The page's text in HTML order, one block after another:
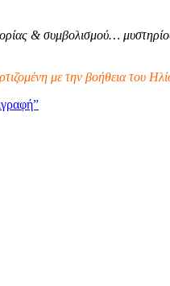
& συμβολισμού…
με την βοήθεια του